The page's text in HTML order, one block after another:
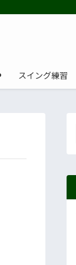
スイング練習